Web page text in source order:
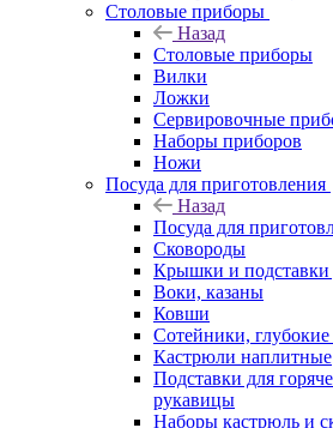
Столовые приборы
Назад
Столовые приборы
Вилки
Ложки
Сервировочные
Наборы приборов
Ножи
Посуда для приготовления
Назад
Посуда для
Сковороды
Крышки и
Воки, казаны
Ковши
Сотейники,
Кастрюли наплитные
Подставки для
рукавицы
Наборы кастрюль и